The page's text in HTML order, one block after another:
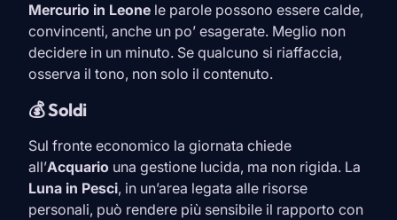
Mercurio in Leone le parole possono essere calde,
convincenti, anche un po’ esagerate. Meglio non
decidere in un minuto. Se qualcuno si riaffaccia,
osserva il tono, non solo il contenuto.
💰 Soldi
Sul fronte economico la giornata chiede
all’Acquario una gestione lucida, ma non rigida. La
Luna in Pesci, in un’area legata alle risorse
personali, può rendere più sensibile il rapporto con